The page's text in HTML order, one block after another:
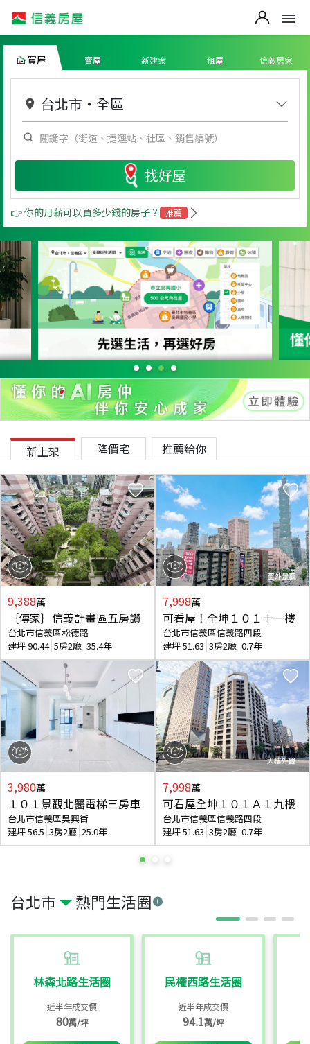
買屋 賣屋 新建案 租屋 信義居家
台北市 ・ 全區
找好屋
👉 你的月薪可以買多少錢的房子？ 推薦
台北市 熱門生活圈
林森北路生活圈
近半年成交價
80萬/坪
民權西路生活圈
近半年成交價
94.1萬/坪
新上架 降價宅 推薦給你
9,388萬
｛傳家｝信義計畫區五房讚
台北市信義區松德路
建坪90.44 5房2廳 35.4年
3,980萬
１０１景觀北醫電梯三房車
台北市信義區吳興街
建坪56.5 3房2廳 25.0年
7,998萬
可看屋！全坤１０１十一樓
台北市信義區信義路四段
建坪51.63 3房2廳 0.7年
7,998萬
可看屋全坤１０１Ａ１九樓
台北市信義區信義路四段
建坪51.63 3房2廳 0.7年